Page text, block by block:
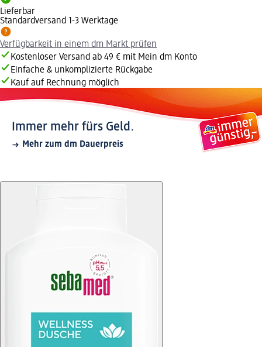
Lieferbar
Standardversand 1-3 Werktage
Verfügbarkeit in einem dm Markt prüfen
Kostenloser Versand ab 49 € mit Mein dm Konto
Einfache & unkomplizierte Rückgabe
Kauf auf Rechnung möglich
Immer mehr fürs Geld.
Mehr zum dm Dauerpreis